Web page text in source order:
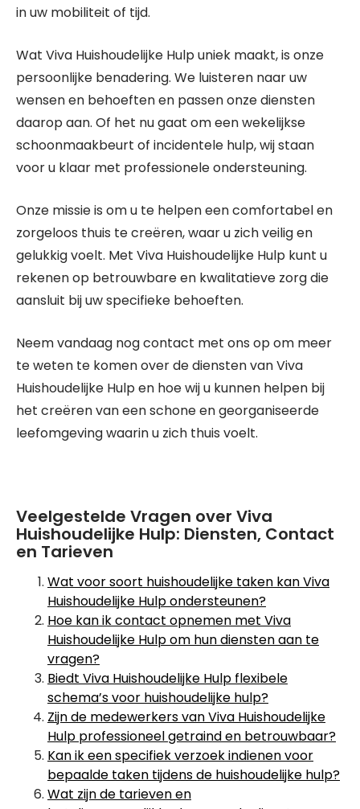
in uw mobiliteit of tijd.
Wat Viva Huishoudelijke Hulp uniek maakt, is onze
persoonlijke benadering. We luisteren naar uw
wensen en behoeften en passen onze diensten
daarop aan. Of het nu gaat om een wekelijkse
schoonmaakbeurt of incidentele hulp, wij staan
voor u klaar met professionele ondersteuning.
Onze missie is om u te helpen een comfortabel en
zorgeloos thuis te creëren, waar u zich veilig en
gelukkig voelt. Met Viva Huishoudelijke Hulp kunt u
rekenen op betrouwbare en kwalitatieve zorg die
aansluit bij uw specifieke behoeften.
Neem vandaag nog contact met ons op om meer
te weten te komen over de diensten van Viva
Huishoudelijke Hulp en hoe wij u kunnen helpen bij
het creëren van een schone en georganiseerde
leefomgeving waarin u zich thuis voelt.
Veelgestelde Vragen over Viva
Huishoudelijke Hulp: Diensten, Contact
en Tarieven
Wat voor soort huishoudelijke taken kan Viva
Huishoudelijke Hulp ondersteunen?
Hoe kan ik contact opnemen met Viva
Huishoudelijke Hulp om hun diensten aan te
vragen?
Biedt Viva Huishoudelijke Hulp flexibele
schema’s voor huishoudelijke hulp?
Zijn de medewerkers van Viva Huishoudelijke
Hulp professioneel getraind en betrouwbaar?
Kan ik een specifiek verzoek indienen voor
bepaalde taken tijdens de huishoudelijke hulp?
Wat zijn de tarieven en